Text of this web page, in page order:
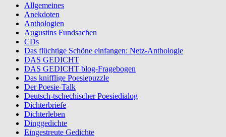
Allgemeines
Anekdoten
Anthologien
Augustins Fundsachen
CDs
Das flüchtige Schöne einfangen: Netz-Anthologie
DAS GEDICHT
DAS GEDICHT blog-Fragebogen
Das knifflige Poesiepuzzle
Der Poesie-Talk
Deutsch-tschechischer Poesiedialog
Dichterbriefe
Dichterleben
Dinggedichte
Eingestreute Gedichte